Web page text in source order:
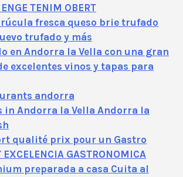
TENIM OBERT
rúcula fresca queso brie trufado
trufado y más
en Andorra la Vella con una gran
excelentes vinos y tapas para
andorra
in Andorra la Vella Andorra la
qualité prix pour un Gastro
EXCELENCIA GASTRONOMICA
preparada a casa Cuita al